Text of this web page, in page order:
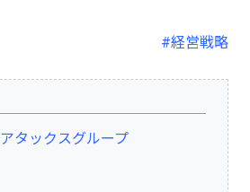
#経営戦略
アタックスグループ